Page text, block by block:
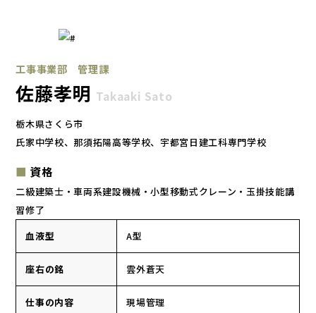
工事事業部 管理課
佐藤孝明 Takaaki Sato
栃木県さくら市
氏家中学校、那須拓陽高等学校、宇都宮日建工科専門学校
資格
二級建築士・車両系建設機械・小型移動式クレーン・玉掛技能講
習修了
血液型
A型
座右の銘 雲外蒼天
仕事の内容 現場管理